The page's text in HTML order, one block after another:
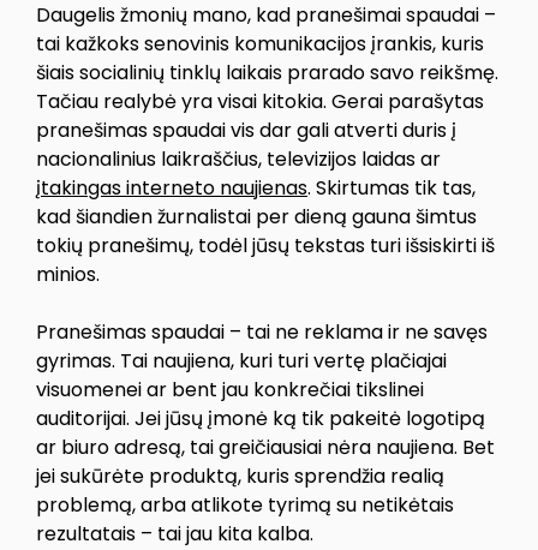
Daugelis žmonių mano, kad pranešimai spaudai –
tai kažkoks senovinis komunikacijos įrankis, kuris
šiais socialinių tinklų laikais prarado savo reikšmę.
Tačiau realybė yra visai kitokia. Gerai parašytas
pranešimas spaudai vis dar gali atverti duris į
nacionalinius laikraščius, televizijos laidas ar
įtakingas interneto naujienas. Skirtumas tik tas,
kad šiandien žurnalistai per dieną gauna šimtus
tokių pranešimų, todėl jūsų tekstas turi išsiskirti iš
minios.
Pranešimas spaudai – tai ne reklama ir ne savęs
gyrimas. Tai naujiena, kuri turi vertę plačiajai
visuomenei ar bent jau konkrečiai tikslinei
auditorijai. Jei jūsų įmonė ką tik pakeitė logotipą
ar biuro adresą, tai greičiausiai nėra naujiena. Bet
jei sukūrėte produktą, kuris sprendžia realią
problemą, arba atlikote tyrimą su netikėtais
rezultatais – tai jau kita kalba.